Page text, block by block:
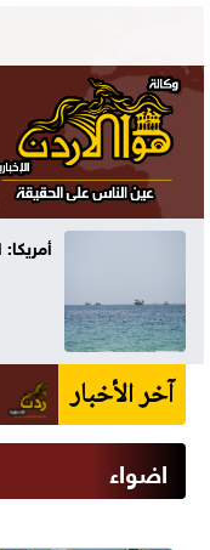
آخر الأخبار
اضواء